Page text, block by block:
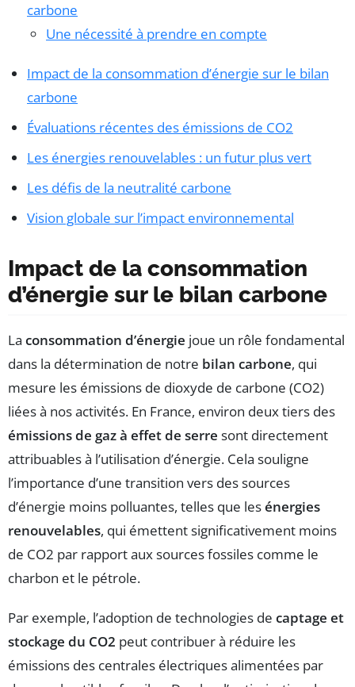
carbone
Une nécessité à prendre en compte
Impact de la consommation d’énergie sur le bilan
carbone
Évaluations récentes des émissions de CO2
Les énergies renouvelables : un futur plus vert
Les défis de la neutralité carbone
Vision globale sur l’impact environnemental
Impact de la consommation
d’énergie sur le bilan carbone
La consommation d’énergie joue un rôle fondamental
dans la détermination de notre bilan carbone, qui
mesure les émissions de dioxyde de carbone (CO2)
liées à nos activités. En France, environ deux tiers des
émissions de gaz à effet de serre sont directement
attribuables à l’utilisation d’énergie. Cela souligne
l’importance d’une transition vers des sources
d’énergie moins polluantes, telles que lesénergies
renouvelables, qui émettent significativement moins
de CO2 par rapport aux sources fossiles comme le
charbon et le pétrole.
Par exemple, l’adoption de technologies de captage et
stockage du CO2 peut contribuer à réduire les
émissions des centrales électriques alimentées par